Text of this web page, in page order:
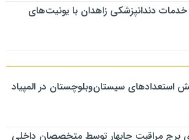
خدمات دندانپزشکی زاهدان با یونیت‌های
استعدادهای سیستان‌وبلوچستان در المپیاد
برج مراقبت چابهار توسط متخصصان داخلی